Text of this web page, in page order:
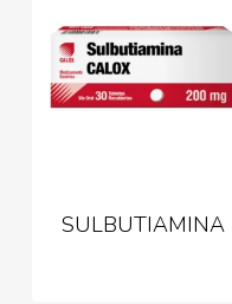
SULBUTIAMINA